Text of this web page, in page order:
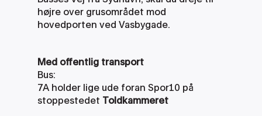
højre over grusområdet mod
hovedporten ved Vasbygade.
Med offentlig transport
Bus:
7A holder lige ude foran Spor10 på
stoppestedet Toldkammeret